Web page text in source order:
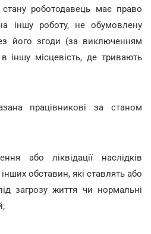
роботодавець має право
іншу роботу, не обумовлену
його згоди (за виключенням
іншу місцевість, де тривають
працівникові за станом
або ліквідації наслідків
обставин, які ставлять або
загрозу життя чи нормальні